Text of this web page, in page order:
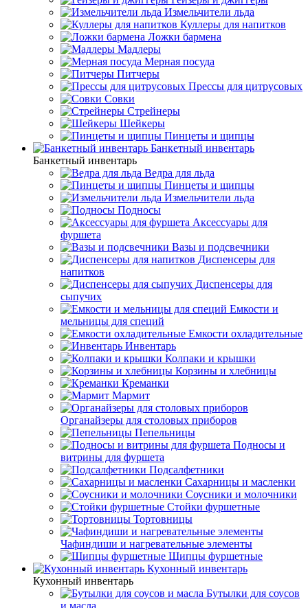
Измельчители льда
Куллеры для напитков
Ложки бармена
Мадлеры
Мерная посуда
Питчеры
Прессы для цитрусовых
Совки
Стрейнеры
Шейкеры
Пинцеты и щипцы
Банкетный инвентарь
Банкетный инвентарь
Ведра для льда
Пинцеты и щипцы
Измельчители льда
Подносы
Аксессуары для
фуршета
Вазы и подсвечники
Диспенсеры для
напитков
Диспенсеры для
сыпучих
Емкости и
мельницы для специй
Емкости охладительные
Инвентарь
Колпаки и крышки
Корзины и хлебницы
Креманки
Мармит
Органайзеры для столовых приборов
Пепельницы
Подносы и
витрины для фуршета
Подсалфетники
Сахарницы и масленки
Соусники и молочники
Стойки фуршетные
Тортовницы
Чафиндиши и нагревательные элементы
Щипцы фуршетные
Кухонный инвентарь
Кухонный инвентарь
Бутылки для соусов
и масла